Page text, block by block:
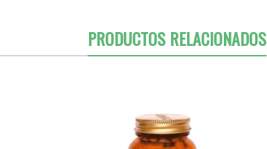
PRODUCTOS RELACIONADOS